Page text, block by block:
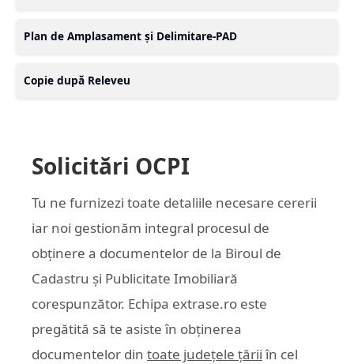
Plan de Amplasament și Delimitare-PAD
Copie după Releveu
Solicitări OCPI
Tu ne furnizezi toate detaliile necesare cererii
iar noi gestionăm integral procesul de
obținere a documentelor de la Biroul de
Cadastru și Publicitate Imobiliară
corespunzător. Echipa extrase.ro este
pregătită să te asiste în obținerea
documentelor din toate județele țării în cel